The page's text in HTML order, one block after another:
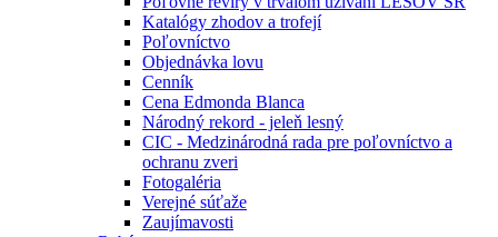
Katalógy zhodov a trofejí
Poľovníctvo
Objednávka lovu
Cenník
Cena Edmonda Blanca
Národný rekord - jeleň lesný
CIC - Medzinárodná rada pre poľovníctvo a
ochranu zveri
Fotogaléria
Verejné súťaže
Zaujímavosti